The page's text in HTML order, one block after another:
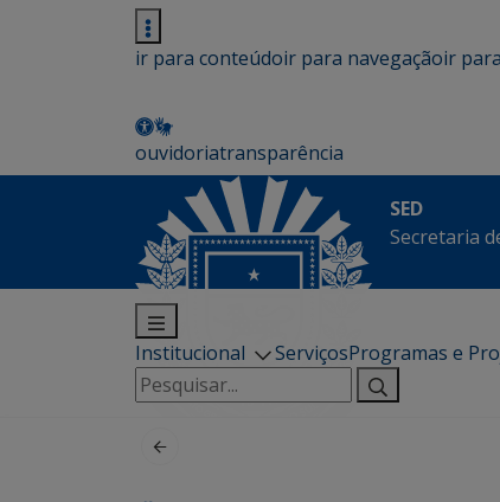
ir para conteúdoir para navegaçãoir
ouvidoriatransparência
SED
Secretaria
Institucional ServiçosProgramas e
Pesquisar
por: